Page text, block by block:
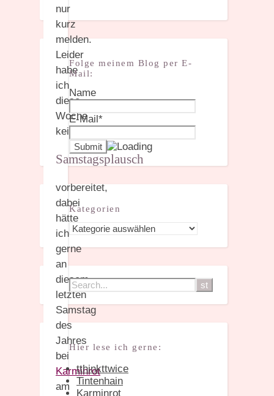
nur
kurz
melden.
Leider
habe
ich
diese
Woche
keinen
Samstagsplausch
vorbereitet,
dabei
hätte
ich
gerne
an
diesem
letzten
Samstag
des
Jahres
bei
Karminrot
am
Folge meinem Blog per E-
Mail:
Name
E-Mail*
Kategorien
Kategorien
Hier lese ich gerne:
tthinkttwice
Tintenhain
Karminrot